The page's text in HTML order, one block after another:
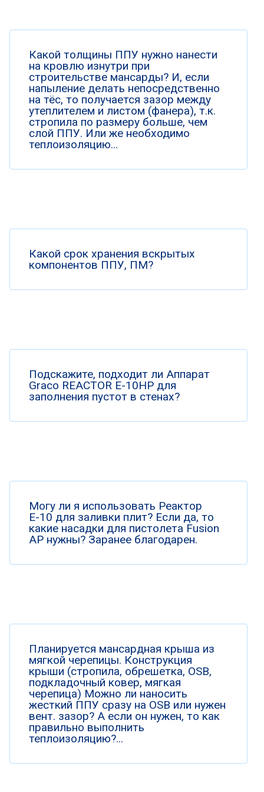
Какой толщины ППУ нужно нанести
на кровлю изнутри при
строительстве мансарды? И, если
напыление делать непосредственно
на тёс, то получается зазор между
утеплителем и листом (фанера), т.к.
стропила по размеру больше, чем
слой ППУ. Или же необходимо
теплоизоляцию...
Какой срок хранения вскрытых
компонентов ППУ, ПМ?
Подскажите, подходит ли Аппарат
Graco REACTOR E-10HP для
заполнения пустот в стенах?
Могу ли я использовать Реактор
Е-10 для заливки плит? Если да, то
какие насадки для пистолета Fusion
AP нужны? Заранее благодарен.
Планируется мансардная крыша из
мягкой черепицы. Конструкция
крыши (стропила, обрешетка, OSB,
подкладочный ковер, мягкая
черепица) Можно ли наносить
жесткий ППУ сразу на OSB или нужен
вент. зазор? А если он нужен, то как
правильно выполнить
теплоизоляцию?...